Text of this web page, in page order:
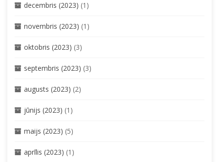
decembris (2023) (1)
novembris (2023) (1)
oktobris (2023) (3)
septembris (2023) (3)
augusts (2023) (2)
jūnijs (2023) (1)
maijs (2023) (5)
aprīlis (2023) (1)